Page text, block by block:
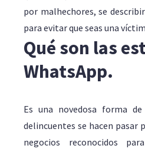
por malhechores, se
para evitar que seas una
Qué son las
WhatsApp.
Es una novedosa forma
delincuentes se hacen pasar
negocios reconocidos